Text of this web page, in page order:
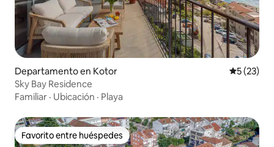
Departamento en Kotor
5 (23)
Sky Bay Residence
Familiar · Ubicación · Playa
Favorito entre huéspedes
Favorito entre huéspedes